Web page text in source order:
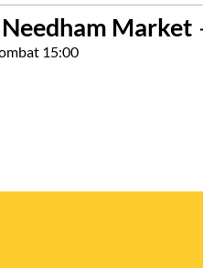
Market
15:00